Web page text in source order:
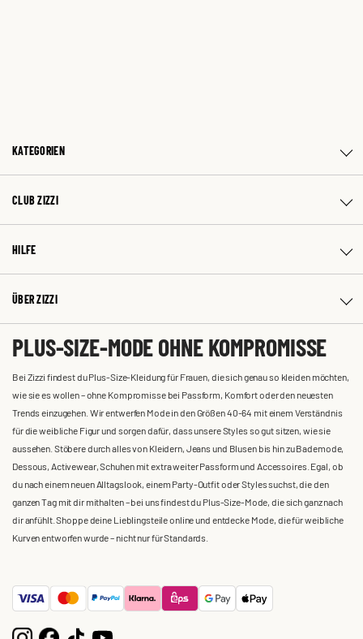
KATEGORIEN
CLUB ZIZZI
HILFE
ÜBER ZIZZI
PLUS-SIZE-MODE OHNE KOMPROMISSE
Bei Zizzi findest du Plus-Size-Kleidung für Frauen, die sich genau so kleiden möchten,
wie sie es wollen – ohne Kompromisse bei Passform, Komfort oder den neuesten
Trends einzugehen. Wir entwerfen Mode in den Größen 40-64 mit einem Verständnis
für die weibliche Figur und sorgen dafür, dass unsere Styles so gut sitzen, wie sie
aussehen. Stöbere durch alles von Kleidern, Jeans und Blusen bis hin zu Bademode,
Dessous, Activewear, Schuhen mit extra weiter Passform und Accessoires. Egal, ob
du nach einem neuen Alltagslook, einem Party-Outfit oder Styles suchst, die den
ganzen Tag mit dir mithalten – bei uns findest du Plus-Size-Mode, die sich ganz nach
dir anfühlt. Shoppe deine Lieblingsteile online und entdecke Mode, die für weibliche
Kurven entworfen wurde – nicht nur für Standards.